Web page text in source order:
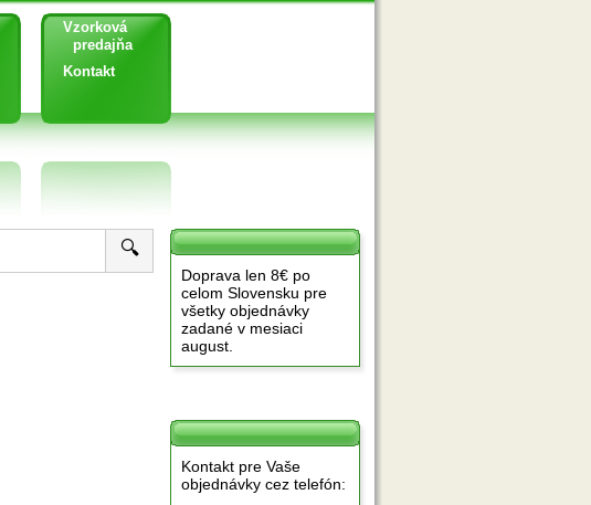
Vzorková
predajňa
Kontakt
🔍
Doprava len 8€ po
celom Slovensku pre
všetky objednávky
zadané v mesiaci
august.
Kontakt pre Vaše
objednávky cez telefón: